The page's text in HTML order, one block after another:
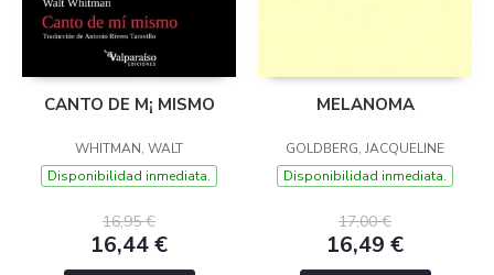
CANTO DE M¡ MISMO
WHITMAN, WALT
Disponibilidad inmediata.
16,95 €
16,44 €
MELANOMA
GOLDBERG, JACQUELINE
Disponibilidad inmediata.
17,00 €
16,49 €